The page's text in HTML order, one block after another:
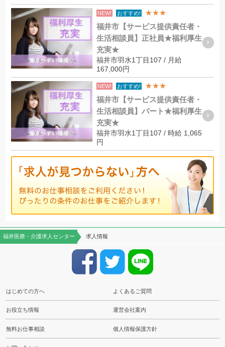
NEW! おすすめ! ★★★
福井市【サービス提供責任者・
生活相談員】正社員★福利厚生
充実★
福井市羽水1丁目107 / 月給
167,000円
NEW! おすすめ! ★★★
福井市【サービス提供責任者・
生活相談員】パート★福利厚生
充実★
福井市羽水1丁目107 / 時給 1,065
円
福井医療・介護求人センター 求人情報
はじめての方へ よくあるご質問
お役立ち情報 運営会社案内
無料お仕事相談 個人情報保護方針